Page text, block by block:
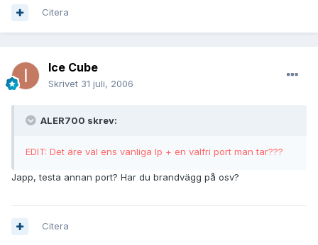
Citera
Ice Cube
Skrivet 31 juli, 2006
ALER700 skrev:
EDIT: Det äre väl ens vanliga Ip + en valfri port man tar???
Japp, testa annan port? Har du brandvägg på osv?
Citera